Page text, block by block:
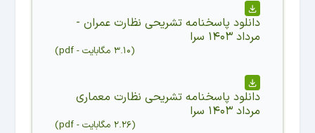
دانلود پاسخنامه تشریحی نظارت عمران -
مرداد ۱۴۰۳ سرا
(۳.۱۰ مگابایت -
pdf
)
دانلود پاسخنامه تشریحی نظارت معماری
مرداد ۱۴۰۳ سرا
(۲.۲۶ مگابایت -
pdf
)